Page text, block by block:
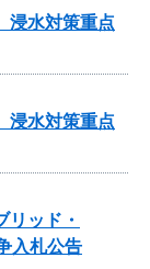
浸水対策重点
浸水対策重点
リッド・
入札公告